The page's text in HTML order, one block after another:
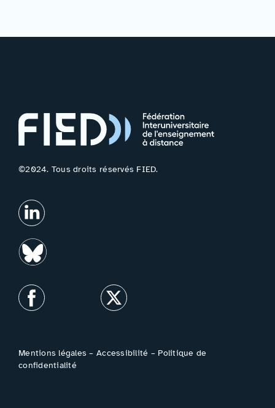
©2024. Tous droits réservés FIED.
Mentions légales –Accessibilité – Politique de
confidentialité